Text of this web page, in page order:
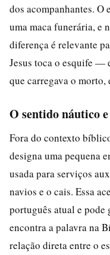
dos acompanhantes.
uma maca funerária, e
diferença é relevante
Jesus toca o esquife —
que carregava o
O sentido náutico
Fora do contexto
designa uma pequena
usada para serviços
navios e o cais. Essa
português atual e pode
encontra a palavra na
relação direta entre o